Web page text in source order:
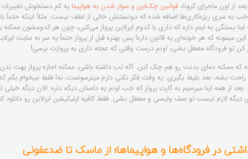
از اون ماجرای کرونا، قوانین چک‌این و سوار شدن به هواپیمایه کم دستخوش تغییرات
یه سری ریزه‌کاری‌ها اضافه شده که دونستنش خالی از لطف نیست. مثلاً اینکه حتماً
اینا بستگی به اینم داره که داری با کدوم ایرلاین پرواز می‌کنی، چون هر کدومشون
میمونه که هر خونه‌ای یه قانون داره! پس بهتره قبل از پرواز حتماً یه سر به سایت
تو فرودگاه معطل بشی، اونم درست وقتی که عجله داری به پروازت برسی!
که ممکنه دمای بدنت رو هم چک کنن. اگه تب داشته باشی، ممکنه اجازه پرواز
راحت بشه، بعد بلیط بگیری. یه وقت فکر نکنی دارم میترسونمت، نه! فقط میخوام
از همه اینا میرسیم به کارت پرواز که خب اونم یه داستان دیگه داره. الان دیگه خیلی
دیگه لازم نیست تو صف وایسی و معطل بشی. فقط کافیه اپلیکیشن ایرلاین رو دانلود
در فرودگاه‌ها و هواپیماها؛ از ماسک تا ضدعفونی